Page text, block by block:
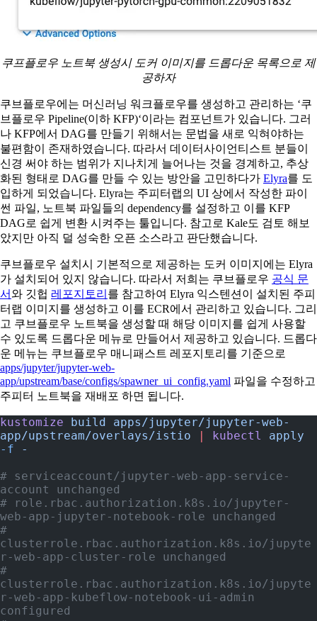
쿠프플로우 노트북 생성시 도커 이미지를 드롭다운 목록으로 제
공하자
쿠브플로우에는 머신러닝 워크플로우를 생성하고 관리하는 ‘쿠
브플로우 Pipeline(이하 KFP)‘이라는 컴포넌트가 있습니다. 그러
나 KFP에서 DAG를 만들기 위해서는 문법을 새로 익혀야하는
불편함이 존재하였습니다. 따라서 데이터사이언티스트 분들이
신경 써야 하는 범위가 지나치게 늘어나는 것을 경계하고, 추상
화된 형태로 DAG를 만들 수 있는 방안을 고민하다가 Elyra를 도
입하게 되었습니다. Elyra는 주피터랩의 UI 상에서 작성한 파이
썬 파일, 노트북 파일들의 dependency를 설정하고 이를 KFP
DAG로 쉽게 변환 시켜주는 툴입니다. 참고로 Kale도 검토 해보
았지만 아직 덜 성숙한 오픈 소스라고 판단했습니다.
쿠브플로우 설치시 기본적으로 제공하는 도커 이미지에는 Elyra
가 설치되어 있지 않습니다. 따라서 저희는 쿠브플로우 공식 문
서와 깃헙 레포지토리 를 참고하여 Elyra 익스텐션이 설치된 주피
터랩 이미지를 생성하고 이를 ECR에서 관리하고 있습니다. 그리
고 쿠브플로우 노트북을 생성할 때 해당 이미지를 쉽게 사용할
수 있도록 드롭다운 메뉴로 만들어서 제공하고 있습니다. 드롭다
운 메뉴는 쿠브플로우 매니패스트 레포지토리를 기준으로
apps/jupyter/jupyter-web-
app/upstream/base/configs/spawner_ui_config.yaml 파일을 수정하고
주피터 노트북을 재배포 하면 됩니다.
kustomize build
apps/jupyter/jupyter-web-
app/upstream/overlays/istio
kubectl
apply
-f -
# serviceaccount/jupyter-web-app-service-
account unchanged
# role.rbac.authorization.k8s.io/jupyter-
web-app-jupyter-notebook-role unchanged
#
clusterrole.rbac.authorization.k8s.io/jupyte
r-web-app-cluster-role unchanged
#
clusterrole.rbac.authorization.k8s.io/jupyte
r-web-app-kubeflow-notebook-ui-admin
configured